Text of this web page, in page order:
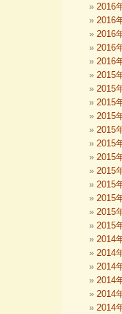
2016
2016
2016
2016
2016
2015
2015
2015
2015
2015
2015
2015
2015
2015
2015
2015
2015
2014
2014
2014
2014
2014
2014